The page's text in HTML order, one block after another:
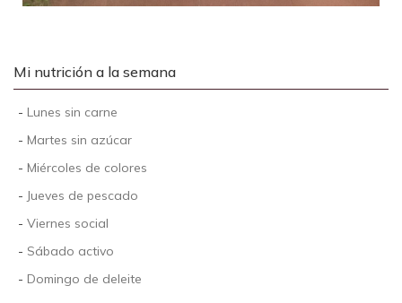
Mi nutrición a la semana
- Lunes sin carne
- Martes sin azúcar
- Miércoles de colores
- Jueves de pescado
- Viernes social
- Sábado activo
- Domingo de deleite